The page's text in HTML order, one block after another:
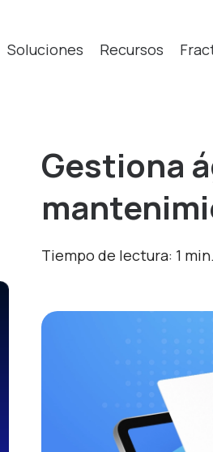
Soluciones Recursos
Gestiona
Tiempo de lectura: 1 min.